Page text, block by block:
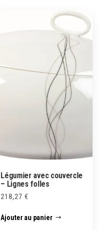
Légumier avec couvercle
– Lignes folles
218,27 €
Ajouter au panier